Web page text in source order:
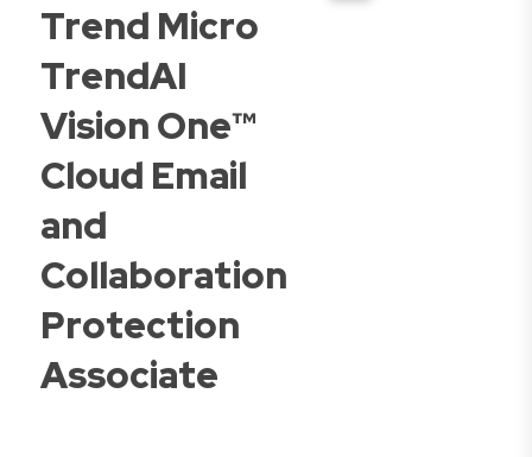
Trend Micro
TrendAI
Vision One™
Cloud Email
and
Collaboration
Protection
Associate